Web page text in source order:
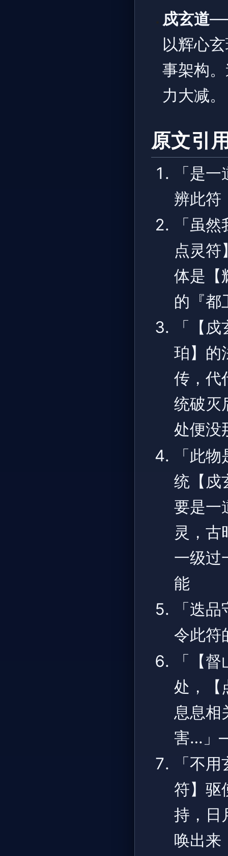
戍玄道
以辉心
事架构
力大减。
原文引
「是
辨此符
「虽
点灵符
体是【
的『
「【
珀】的
传，代
统破灭
处便
「此
统【戍
要是一
灵，古
一级
能
「迭
令此符
「【
处，【
息息相
害…」
「不
符】驱
持，日
唤出